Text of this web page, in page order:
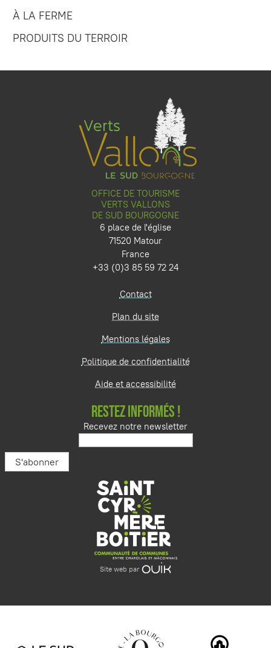
À LA FERME
PRODUITS DU TERROIR
OFFICE DE TOURISME
VERTS VALLONS
DE SUD BOURGOGNE
6 place de l'église
71520 Matour
France
+33 (0)3 85 59 72 24
Contact
Plan du site
Mentions légales
Politique de confidentialité
Aide et accessibilité
RESTEZ INFORMÉS !
Recevez notre newsletter
Site web par